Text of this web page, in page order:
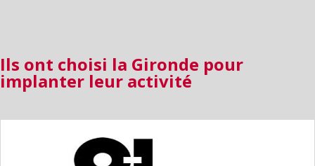
Ils ont choisi la Gironde pour
implanter leur activité